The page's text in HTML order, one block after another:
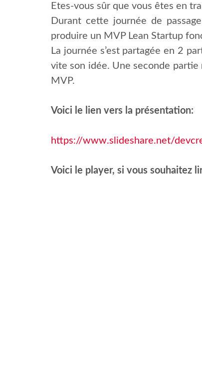
Etes-vous sûr que vous êtes en
Durant cette journée de
produire un MVP Lean Startup
La journée s’est partagée en 2
vite son idée. Une seconde
MVP.
Voici le lien vers la présentation:
https://www.slideshare.net/
Voici le player, si vous souhaitez